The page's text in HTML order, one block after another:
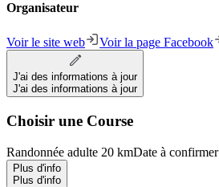
Organisateur
Voir le site web Voir la page Facebook
J'ai des informations à jour
J'ai des informations à jour
Choisir une Course
Randonnée adulte 20 kmDate à confirmer
Plus d'info
Plus d'info